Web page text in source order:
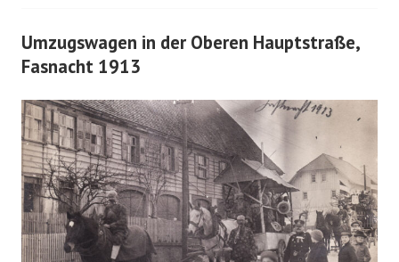
Umzugswagen in der Oberen Hauptstraße,
Fasnacht 1913